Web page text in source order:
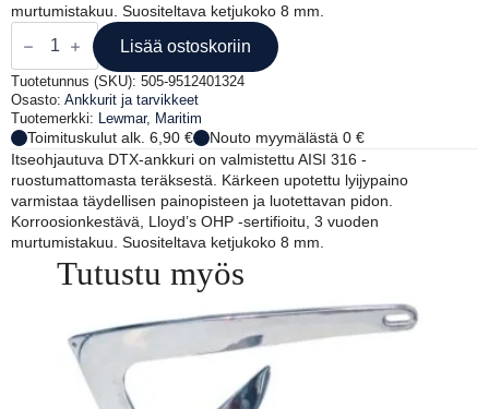
murtumistakuu. Suositeltava ketjukoko 8 mm.
LEWMAR
DTX-
ANKKURI
AISI316
10kg
määrä
Lisää ostoskoriin
Tuotetunnus (SKU): 505-9512401324
Osasto: Ankkurit ja tarvikkeet
Tuotemerkki:
Lewmar, Maritim
Toimituskulut alk. 6,90 €
Nouto myymälästä 0 €
Itseohjautuva DTX-ankkuri on valmistettu AISI 316 -
ruostumattomasta teräksestä. Kärkeen upotettu lyijypaino
varmistaa täydellisen painopisteen ja luotettavan pidon.
Korroosionkestävä, Lloyd’s OHP -sertifioitu, 3 vuoden
murtumistakuu. Suositeltava ketjukoko 8 mm.
Tutustu myös